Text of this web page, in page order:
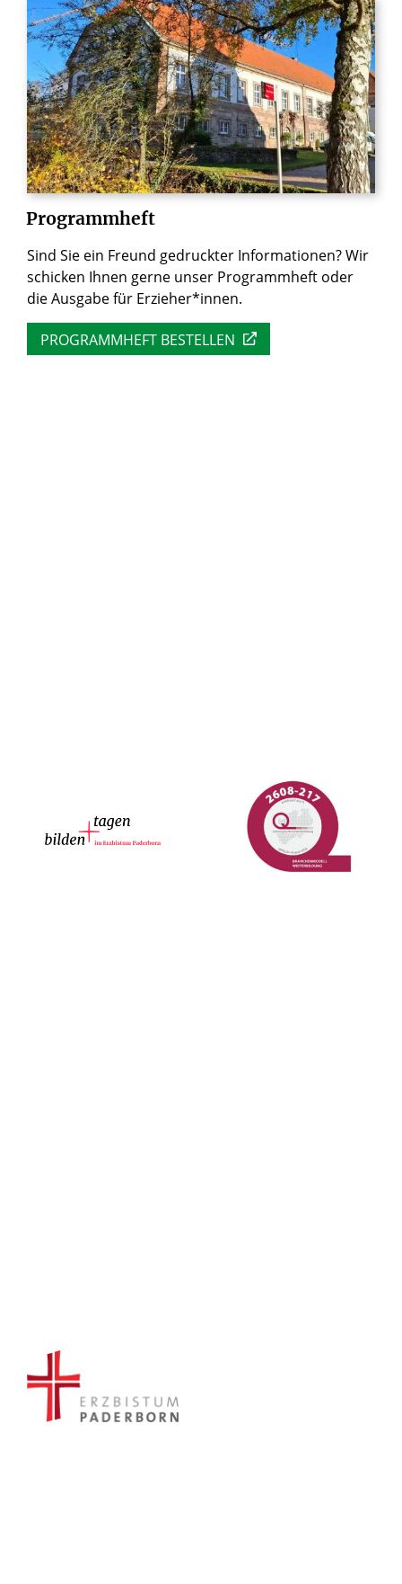
Programmheft
Sind Sie ein Freund gedruckter Informationen? Wir
schicken Ihnen gerne unser Programmheft oder
die Ausgabe für Erzieher*innen.
PROGRAMMHEFT BESTELLEN